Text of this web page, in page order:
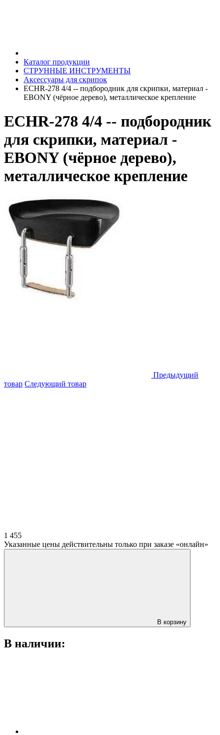
Каталог продукции
СТРУННЫЕ ИНСТРУМЕНТЫ
Аксессуары для скрипок
ECHR-278 4/4 -- подбородник для скрипки, материал -
EBONY (чёрное дерево), металлическое крепление
ECHR-278 4/4 -- подбородник
для скрипки, материал -
EBONY (чёрное дерево),
металлическое крепление
Предыдущий
товар Следующий товар
1 455
Указанные цены действительны только при заказе «онлайн»
В корзину
В наличии: